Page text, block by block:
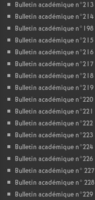
Bulletin académique n°213
Bulletin académique n°214
Bulletin académique n°198
Bulletin académique n°215
Bulletin académique n°216
Bulletin académique n°217
Bulletin académique n°218
Bulletin académique n°219
Bulletin académique n°220
Bulletin académique n°221
Bulletin académique n°222
Bulletin académique n°223
Bulletin académique n°224
Bulletin académique n°226
Bulletin académique n° 227
Bulletin académique n° 228
Bulletin académique n°229